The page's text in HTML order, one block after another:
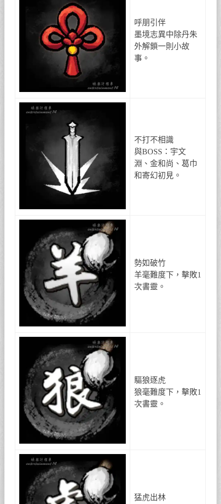
呼朋引伴
墨境志異中除丹朱
外解鎖一則小故
事。
不打不相識
與BOSS：宇文
淵、金和尚、葛巾
和寄幻初見。
勢如破竹
羊毫難度下，擊敗1
次書靈。
驅狼逐虎
狼毫難度下，擊敗1
次書靈。
猛虎出林